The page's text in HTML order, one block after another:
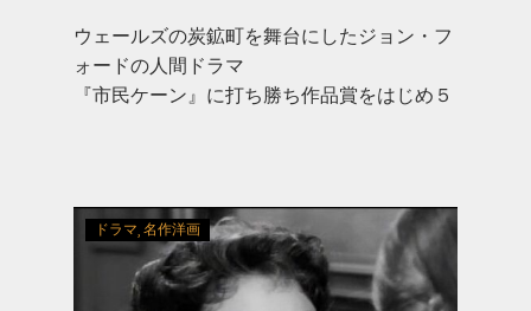
ウェールズの炭鉱町を舞台にしたジョン・フ
ォードの人間ドラマ
『市民ケーン』に打ち勝ち作品賞をはじめ５
ドラマ 名作洋画